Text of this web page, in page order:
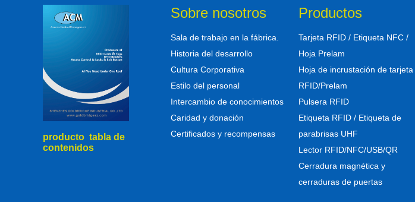
producto tabla de
contenidos
Sobre nosotros
Sala de trabajo en la fábrica.
Historia del desarrollo
Cultura Corporativa
Estilo del personal
Intercambio de conocimientos
Caridad y donación
Certificados y recompensas
Productos
Tarjeta RFID / Etiqueta NFC /
Hoja Prelam
Hoja de incrustación de tarjeta
RFID/Prelam
Pulsera RFID
Etiqueta RFID / Etiqueta de
parabrisas UHF
Lector RFID/NFC/USB/QR
Cerradura magnética y
cerraduras de puertas